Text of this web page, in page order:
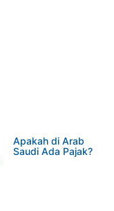
Apakah di Arab
Saudi Ada Pajak?